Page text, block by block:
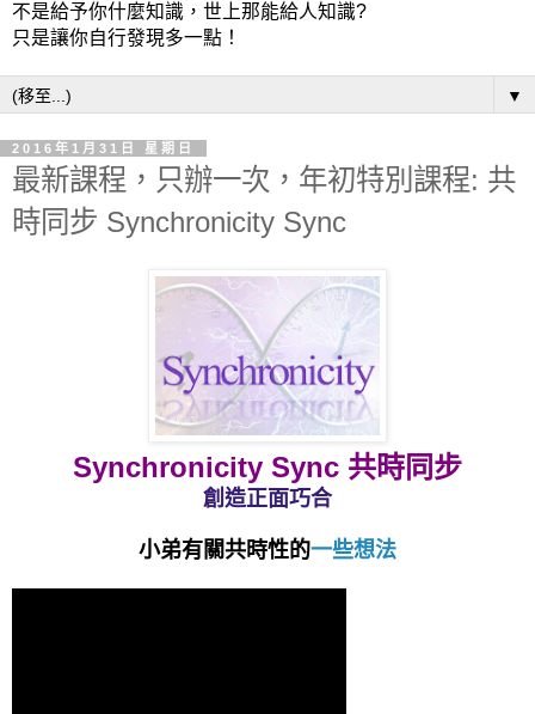
不是給予你什麼知識，世上那能給人知識?
只是讓你自行發現多一點！
▼
2016年1月31日 星期日
最新課程，只辦一次，年初特別課程: 共
時同步 Synchronicity Sync
Synchronicity Sync 共時同步
創造正面巧合
小弟有關共時性的一些想法